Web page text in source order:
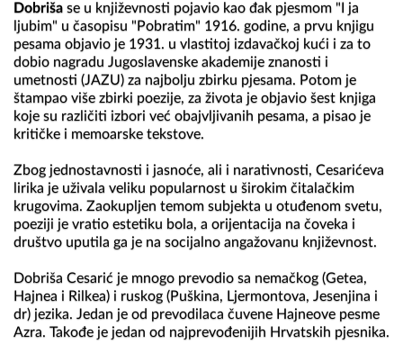
Dobriša se u književnosti pojavio kao đak pjesmom "I ja
ljubim" u časopisu "Pobratim" 1916. godine, a prvu knjigu
pesama objavio je 1931. u vlastitoj izdavačkoj kući i za to
dobio nagradu Jugoslavenske akademije znanosti i
umetnosti (JAZU) za najbolju zbirku pjesama. Potom je
štampao više zbirki poezije, za života je objavio šest knjiga
koje su različiti izbori već obajvljivanih pesama, a pisao je
kritičke i memoarske tekstove.
Zbog jednostavnosti i jasnoće, ali i narativnosti, Cesarićeva
lirika je uživala veliku popularnost u širokim čitalačkim
krugovima. Zaokupljen temom subjekta u otuđenom svetu,
poeziji je vratio estetiku bola, a orijentacija na čoveka i
društvo uputila ga je na socijalno angažovanu književnost.
Dobriša Cesarić je mnogo prevodio sa nemačkog (Getea,
Hajnea i Rilkea) i ruskog (Puškina, Ljermontova, Jesenjina i
dr) jezika. Jedan je od prevodilaca čuvene Hajneove pesme
Azra. Takođe je jedan od najprevođenijih Hrvatskih pjesnika.